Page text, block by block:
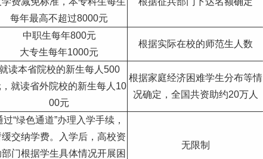
每年最高不超过8000元
中职生每年800元
大专生每年1000元
根据实际在校的师范生人数
就读本省院校的新生每人500
，就读省外院校的新生每人10
00元
根据家庭经济困难学生分布等情
况确定，全国共资助约20万人
过“绿色通道”办理入学手续，
缓交纳学费。入学后，高校资
部门根据学生具体情况开展困
无限制